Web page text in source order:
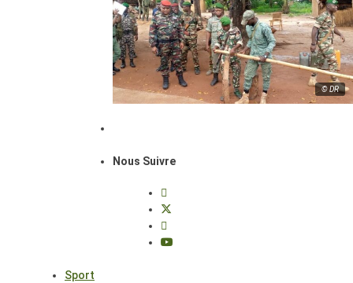
© DR
Nous Suivre
Sport